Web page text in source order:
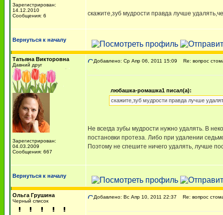
Зарегистрирован:
14.12.2010
Сообщения: 6
скажите,зуб мудрости правда лучше
Вернуться к началу
Татьяна Викторовна
Давний друг
Зарегистрирован:
04.03.2009
Сообщения: 667
Добавлено: Ср Апр 06, 2011 15:09 Re: вопрос
любашка-ромашка1 писал(а):
скажите,зуб мудрости правда лучше
Не всегда зубы мудрости нужно удалять. В
постановки протеза. Либо при удалении
Поэтому не спешите ничего удалять, лучше
Вернуться к началу
Ольга Грушина
Черный список
Добавлено: Вс Апр 10, 2011 22:37 Re: вопрос